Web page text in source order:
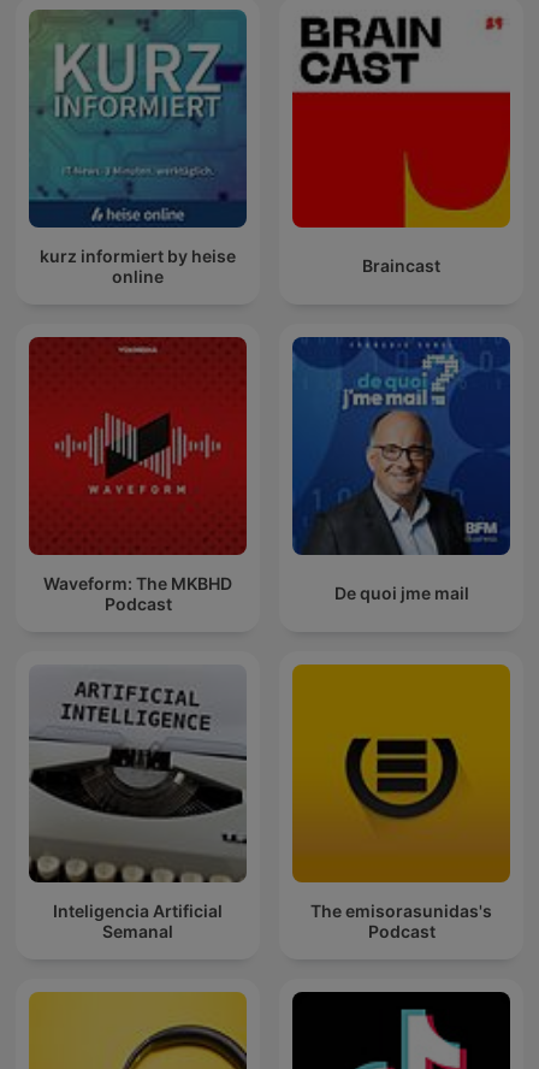
kurz informiert by heise
online
Braincast
Waveform: The MKBHD
Podcast
De quoi jme mail
Inteligencia Artificial
Semanal
The emisorasunidas's
Podcast